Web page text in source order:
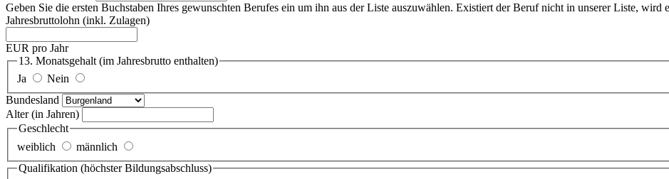
Geben Sie die ersten Buchstaben Ihres gewunschten Berufes ein um ihn aus der Liste auszuwählen. Existiert der Beruf nicht in unserer Liste, wird
Jahresbruttolohn (inkl. Zulagen)
EUR pro Jahr
13. Monatsgehalt (im Jahresbrutto enthalten)
Ja
Nein
Bundesland
Alter(in Jahren)
Geschlecht
weiblich
männlich
Qualifikation (höchster Bildungsabschluss)